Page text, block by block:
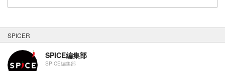
SPICER
SPICE編集部
SPICE編集部